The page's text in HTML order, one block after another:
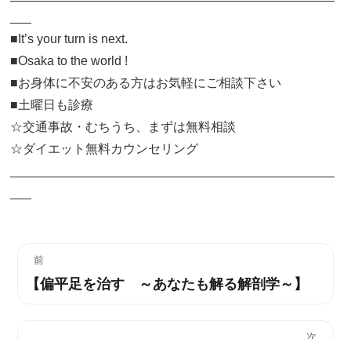
■It’s your turn is next.
■Osaka to the world !
■お身体に不安のある方はお気軽にご相談下さい
■土曜日も診療
☆交通事故・むちうち、まずは無料相談
☆ダイエット無料カウンセリング
前
過【偏平足を治す ～あなたも解る解剖学～】